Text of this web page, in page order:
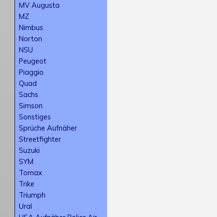
MV Augusta
MZ
Nimbus
Norton
NSU
Peugeot
Piaggio
Quad
Sachs
Simson
Sonstiges
Sprüche Aufnäher
Streetfighter
Suzuki
SYM
Tornax
Trike
Triumph
Ural